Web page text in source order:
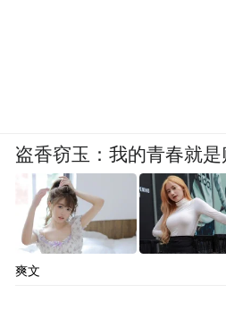
盗香窃玉：我的青春就
爽文